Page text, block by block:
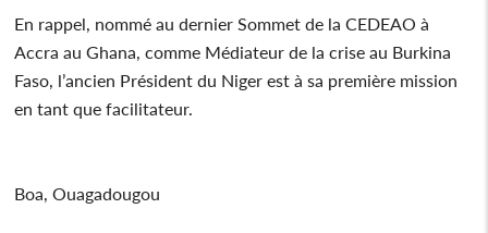
En rappel, nommé au dernier Sommet de la CEDEAO à
Accra au Ghana, comme Médiateur de la crise au Burkina
Faso, l’ancien Président du Niger est à sa première mission
en tant que facilitateur.
Boa, Ouagadougou